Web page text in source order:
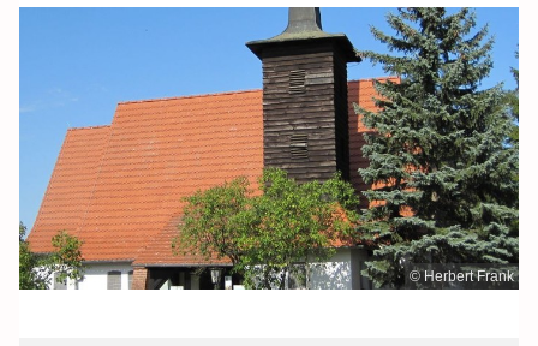
© Herbert Frank